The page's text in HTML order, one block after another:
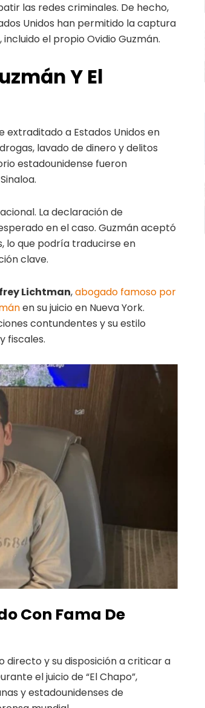
las redes criminales. De hecho,
Unidos han permitido la captura
el propio Ovidio Guzmán.
Y El
extraditado a Estados Unidos en
lavado de dinero y delitos
estadounidense fueron
La declaración de
en el caso. Guzmán aceptó
lo que podría traducirse en
clave.
Lichtman,abogado famoso por
en su juicio en Nueva York.
contundentes y su estilo
fiscales.
Con Fama De
directo y su disposición a criticar a
el juicio de “El Chapo”,
y estadounidenses de